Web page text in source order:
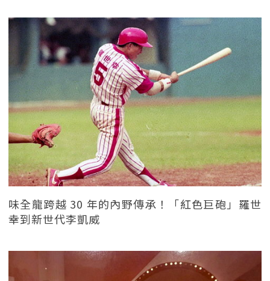
味全龍跨越 30 年的內野傳承！「紅色巨砲」羅世
幸到新世代李凱威